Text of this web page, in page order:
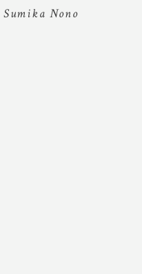
Sumika Nono